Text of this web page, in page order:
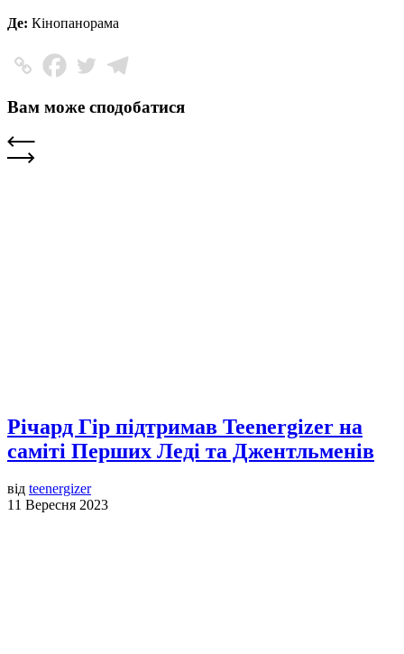
Де: Кінопанорама
Вам може сподобатися
Річард Гір підтримав Teenergizer на
саміті Перших Леді та Джентльменів
від teenergizer
11 Вересня 2023